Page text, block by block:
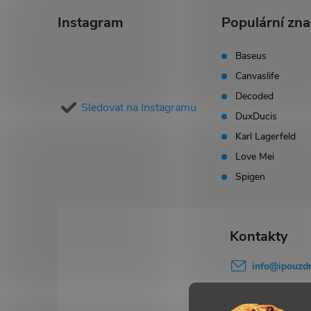
Instagram
Sledovat na Instagramu
Populární
Baseus
Canvaslife
Decoded
DuxDucis
Karl Lagerfeld
Love Mei
Spigen
info@